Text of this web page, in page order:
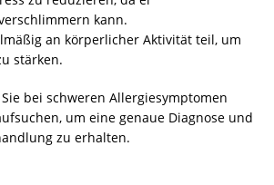
kann.
an körperlicher Aktivität teil, um
stärken.
bei schweren Allergiesymptomen
um eine genaue Diagnose und
zu erhalten.